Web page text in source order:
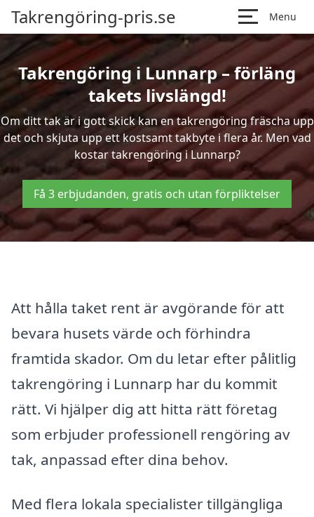
Takrengöring-pris.se Menu
Takrengöring i Lunnarp – förläng
takets livslängd!
Om ditt tak är i gott skick kan en takrengöring fräscha upp
det och skjuta upp ett kostsamt takbyte i flera år. Men vad
kostar takrengöring i Lunnarp?
Få 3 erbjudanden, gratis och utan förpliktelser
Att hålla taket rent är avgörande för att
bevara husets värde och förhindra
framtida skador. Om du letar efter pålitlig
takrengöring i Lunnarp har du kommit
rätt. Vi hjälper dig att hitta rätt företag
som erbjuder professionell rengöring av
tak, anpassad efter dina behov.
Med flera lokala specialister tillgängliga